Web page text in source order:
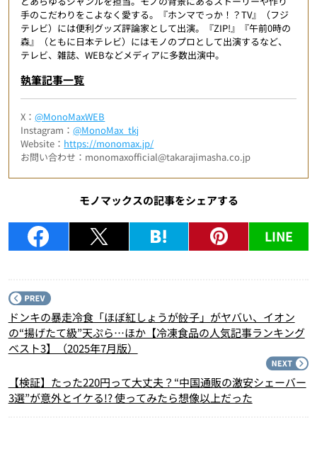
手のこだわりをこよなく愛する。『ホンマでっか！？TV』（フジ
テレビ）には便利グッズ評論家として出演。『ZIP!』『午前0時の
森』（ともに日本テレビ）にはモノのプロとして出演するなど、
テレビ、雑誌、WEBなどメディアに多数出演中。
執筆記事一覧
X：@MonoMaxWEB
Instagram：@MonoMax_tkj
Website： https://monomax.jp/
お問い合わせ：monomaxofficial@takarajimasha.co.jp
モノマックスの記事をシェアする
LINE
ドンキの暴走冷食「ほぼ紅しょうが餃子」がヤバい、イオン
の“揚げたて級”天ぷら…ほか【冷凍食品の人気記事ランキング
ベスト3】（2025年7月版）
【検証】たった220円って大丈夫？“中国通販の激安シェーバー
3選”が意外とイケる!? 使ってみたら想像以上だった